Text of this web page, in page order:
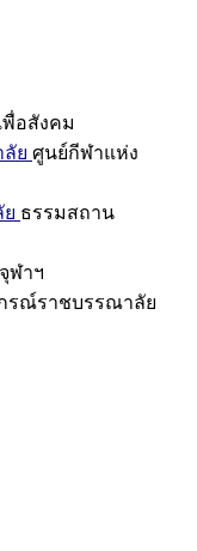
อสังคม
ย ศูนย์กีฬาแห่ง
ธรรมสถาน
ฬาฯ
รณ์ราชบรรณาลัย